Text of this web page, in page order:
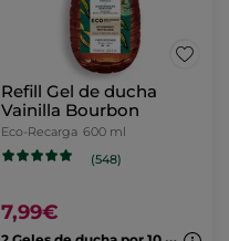
Crema de Manos AVena
& Trigo Sarraceno
Tubo 30 ml
(229)
3,99€